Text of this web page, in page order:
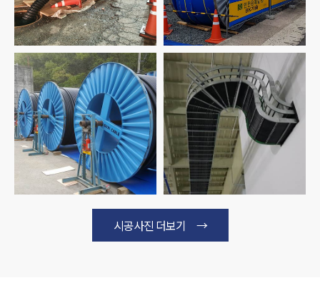
시공사진 더보기 →